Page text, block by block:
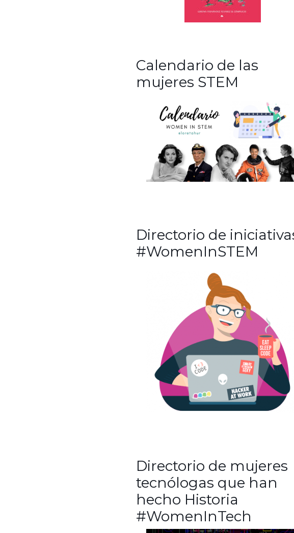
Calendario de las
mujeres STEM
Directorio de
#WomenInSTEM
Directorio de mujeres
tecnólogas que han
hecho Historia
#WomenInTech